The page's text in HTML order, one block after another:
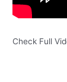
Check Full